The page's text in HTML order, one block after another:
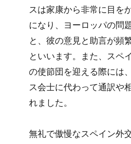
スは家康から非常に目を
になり、ヨーロッパの問
と、彼の意見と助言が頻
といいます。また、スペ
の使節団を迎える際には
ス会士に代わって通訳や
れました。
無礼で傲慢なスペイン外